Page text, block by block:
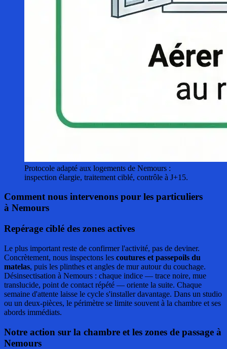
Protocole adapté aux logements de Nemours :
inspection élargie, traitement ciblé, contrôle à J+15.
Comment nous intervenons pour les particuliers
à Nemours
Repérage ciblé des zones actives
Le plus important reste de confirmer l'activité, pas de deviner.
Concrètement, nous inspectons les coutures et passepoils du
matelas, puis les plinthes et angles de mur autour du couchage.
Désinsectisation à Nemours : chaque indice — trace noire, mue
translucide, point de contact répété — oriente la suite. Chaque
semaine d'attente laisse le cycle s'installer davantage. Dans un studio
ou un deux-pièces, le périmètre se limite souvent à la chambre et ses
abords immédiats.
Notre action sur la chambre et les zones de passage à
Nemours